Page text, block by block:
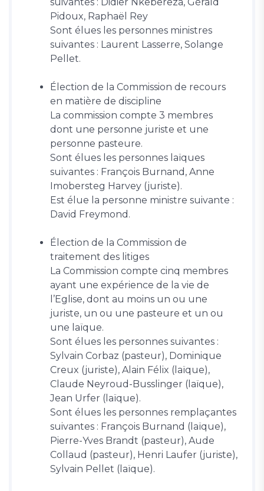
Pidoux, Raphaël Rey
Sont élues les personnes ministres
suivantes : Laurent Lasserre, Solange
Pellet.
Élection de la Commission de recours
en matière de discipline
La commission compte 3 membres
dont une personne juriste et une
personne pasteure.
Sont élues les personnes laïques
suivantes : François Burnand, Anne
Imobersteg Harvey (juriste).
Est élue la personne ministre suivante :
David Freymond.
Élection de la Commission de
traitement des litiges
La Commission compte cinq membres
ayant une expérience de la vie de
l’Eglise, dont au moins un ou une
juriste, un ou une pasteure et un ou
une laïque.
Sont élues les personnes suivantes :
Sylvain Corbaz (pasteur), Dominique
Creux (juriste), Alain Félix (laïque),
Claude Neyroud-Busslinger (laïque),
Jean Urfer (laïque).
Sont élues les personnes remplaçantes
suivantes : François Burnand (laïque),
Pierre-Yves Brandt (pasteur), Aude
Collaud (pasteur), Henri Laufer (juriste),
Sylvain Pellet (laïque).